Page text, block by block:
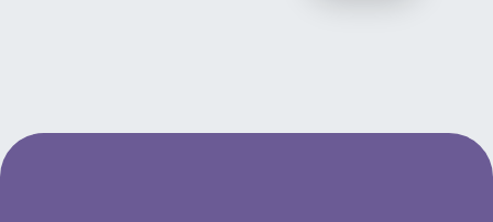
mobil giriş